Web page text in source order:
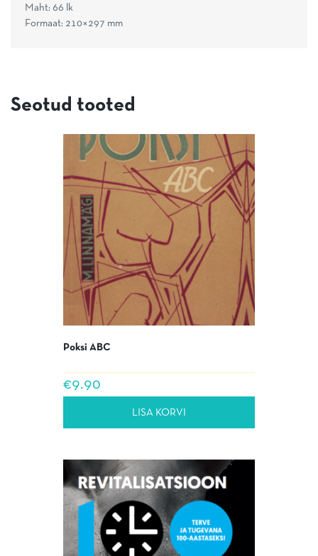
Maht: 66 lk
Formaat: 210×297 mm
Seotud tooted
Poksi ABC
€9.90
LISA KORVI